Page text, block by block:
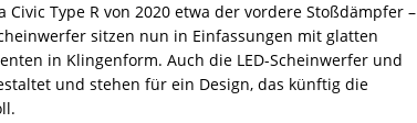
Type R von 2020 etwa der vordere Stoßdämpfer –
sitzen nun in Einfassungen mit glatten
in Klingenform. Auch die LED-Scheinwerfer und
und stehen für ein Design, das künftig die